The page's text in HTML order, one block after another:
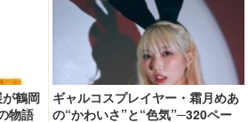
が鶴岡
物語
ギャルコスプレイヤー・霜月めあ
の“かわいさ”と“色気”─320ペー